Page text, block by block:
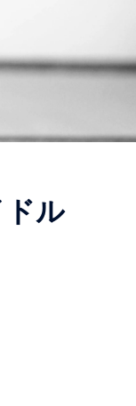
ル